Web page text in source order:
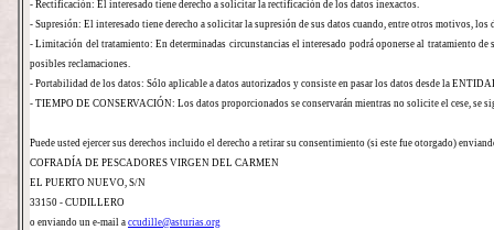
- Rectificación: El interesado tiene derecho a solicitar la rectificación de los datos inexactos.
- Supresión: El interesado tiene derecho a solicitar la supresión de sus datos cuando, entre otros motivos, los
- Limitación del tratamiento: En determinadas circunstancias el interesado podrá oponerse al tratamiento
posibles reclamaciones.
- Portabilidad de los datos: Sólo aplicable a datos autorizados y consiste en pasar los datos desde la
- TIEMPO DE CONSERVACIÓN: Los datos proporcionados se conservarán mientras no solicite el cese, se
Puede usted ejercer sus derechos incluido el derecho a retirar su consentimiento (si este fue otorgado)
COFRADÍA DE PESCADORES VIRGEN DEL CARMEN
EL PUERTO NUEVO, S/N
33150 - CUDILLERO
o enviando un e-mail a ccudille@asturias.org